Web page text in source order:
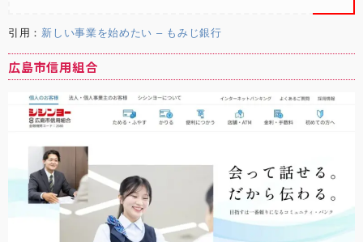
引用： 新しい事業を始めたい – もみじ銀行
広島市信用組合